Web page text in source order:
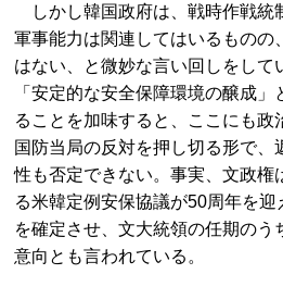
しかし韓国政府は、戦時作戦統
軍事能力は関連してはいるものの
はない、と微妙な言い回しをして
「安定的な安全保障環境の醸成
ることを加味すると、ここにも政
国防当局の反対を押し切る形で、
性も否定できない。事実、文政権
る米韓定例安保協議が50周年を
を確定させ、文大統領の任期のう
意向とも言われている。